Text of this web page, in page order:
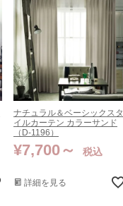
ナチュラル＆ベーシックスタ
イルカーテン カラーサンド
（D-1196）
¥7,700 税込
詳細を見る